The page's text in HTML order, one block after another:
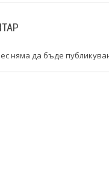
няма да бъде